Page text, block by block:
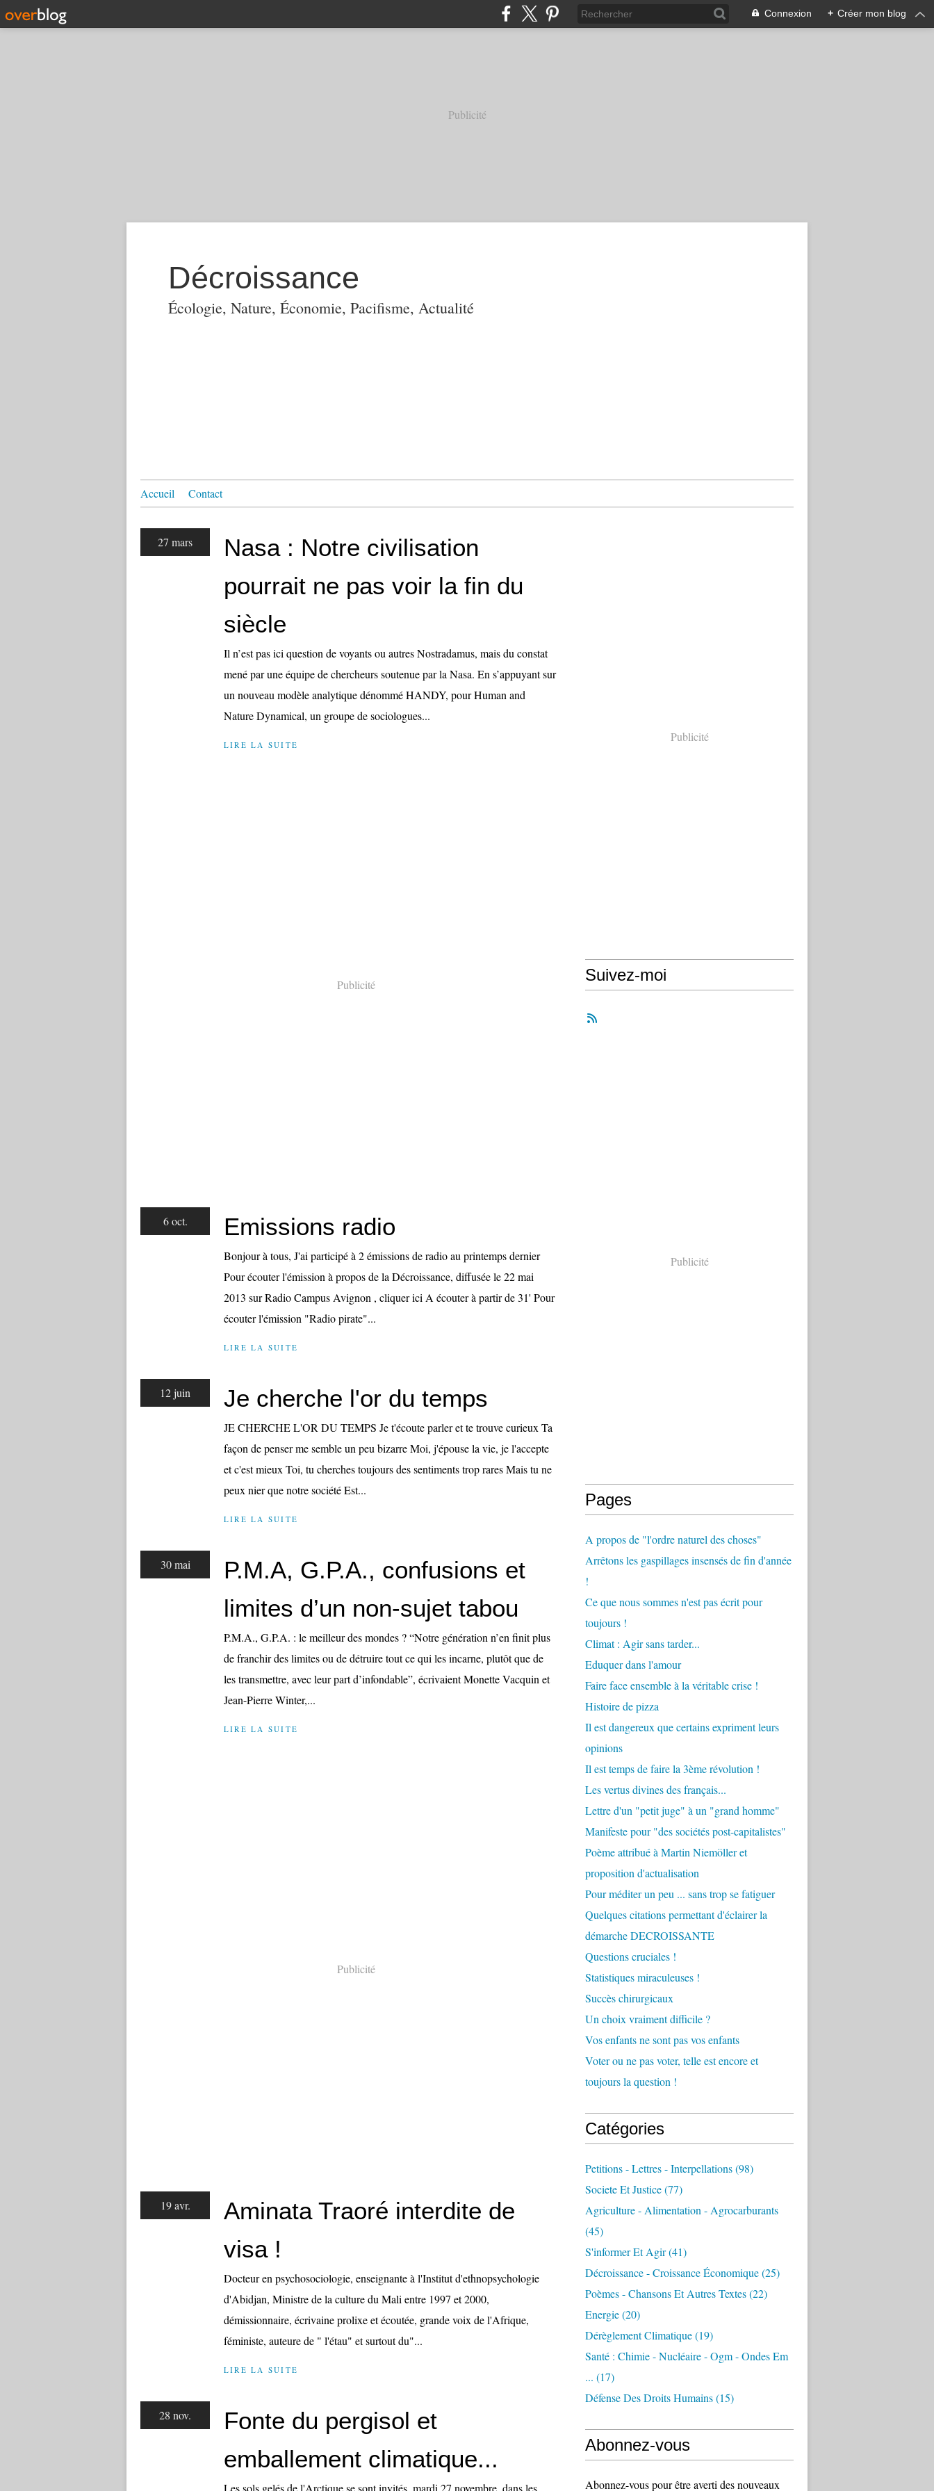
Connexion + Créer mon blog
Publicité
Décroissance
Écologie, Nature, Économie, Pacifisme, Actualité
Accueil Contact
27 mars
Nasa : Notre civilisation
pourrait ne pas voir la fin du
siècle
Il n’est pas ici question de voyants ou autres Nostradamus, mais du constat
mené par une équipe de chercheurs soutenue par la Nasa. En s’appuyant sur
un nouveau modèle analytique dénommé HANDY, pour Human and
Nature Dynamical, un groupe de sociologues...
LIRE LA SUITE
Publicité
6 oct. Emissions radio
Bonjour à tous, J'ai participé à 2 émissions de radio au printemps dernier
Pour écouter l'émission à propos de la Décroissance, diffusée le 22 mai
2013 sur Radio Campus Avignon , cliquer ici A écouter à partir de 31' Pour
écouter l'émission "Radio pirate"...
LIRE LA SUITE
12 juin Je cherche l'or du temps
JE CHERCHE L'OR DU TEMPS Je t'écoute parler et te trouve curieux Ta
façon de penser me semble un peu bizarre Moi, j'épouse la vie, je l'accepte
et c'est mieux Toi, tu cherches toujours des sentiments trop rares Mais tu ne
peux nier que notre société Est...
LIRE LA SUITE
30 mai
P.M.A, G.P.A., confusions et
limites d’un non-sujet tabou
P.M.A., G.P.A. : le meilleur des mondes ? “Notre génération n’en finit plus
de franchir des limites ou de détruire tout ce qui les incarne, plutôt que de
les transmettre, avec leur part d’infondable”, écrivaient Monette Vacquin et
Jean-Pierre Winter,...
LIRE LA SUITE
Publicité
19 avr.
Aminata Traoré interdite de
visa !
Docteur en psychosociologie, enseignante à l'Institut d'ethnopsychologie
d'Abidjan, Ministre de la culture du Mali entre 1997 et 2000,
démissionnaire, écrivaine prolixe et écoutée, grande voix de l'Afrique,
féministe, auteure de " l'étau" et surtout du"...
LIRE LA SUITE
28 nov.
Fonte du pergisol et
emballement climatique...
Les sols gelés de l'Arctique se sont invités, mardi 27 novembre, dans les
Publicité
Suivez-moi
Publicité
Pages
A propos de "l'ordre naturel des choses"
Arrêtons les gaspillages insensés de fin d'année
!
Ce que nous sommes n'est pas écrit pour
toujours !
Climat : Agir sans tarder...
Eduquer dans l'amour
Faire face ensemble à la véritable crise !
Histoire de pizza
Il est dangereux que certains expriment leurs
opinions
Il est temps de faire la 3ème révolution !
Les vertus divines des français...
Lettre d'un "petit juge" à un "grand homme"
Manifeste pour "des sociétés post-capitalistes"
Poème attribué à Martin Niemöller et
proposition d'actualisation
Pour méditer un peu ... sans trop se fatiguer
Quelques citations permettant d'éclairer la
démarche DECROISSANTE
Questions cruciales !
Statistiques miraculeuses !
Succès chirurgicaux
Un choix vraiment difficile ?
Vos enfants ne sont pas vos enfants
Voter ou ne pas voter, telle est encore et
toujours la question !
Catégories
Petitions - Lettres - Interpellations(98)
Societe Et Justice(77)
Agriculture - Alimentation - Agrocarburants
(45)
S'informer Et Agir(41)
Décroissance - Croissance Économique(25)
Poèmes - Chansons Et Autres Textes(22)
Energie(20)
Dérèglement Climatique(19)
Santé : Chimie - Nucléaire - Ogm - Ondes Em
... (17)
Défense Des Droits Humains(15)
Abonnez-vous
Abonnez-vous pour être averti des nouveaux